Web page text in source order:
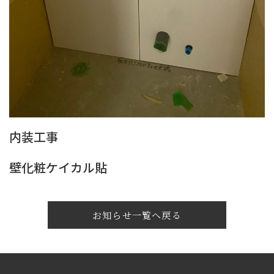
内装工事
壁化粧ケイカル貼
お知らせ一覧へ戻る